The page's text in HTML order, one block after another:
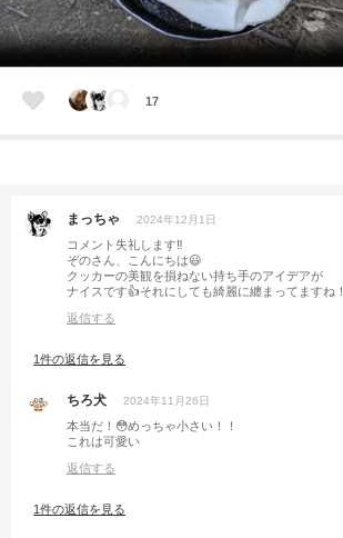
17
まっちゃ 2024年12月1日
コメント失礼します‼︎
ぞのさん、こんにちは😃
クッカーの美観を損ねない持ち手のアイデアが
ナイスです👍それにしても綺麗に纏まってますね！
返信する
1件の返信を見る
ちろ犬 2024年11月26日
本当だ！😳めっちゃ小さい！！
これは可愛い
返信する
1件の返信を見る